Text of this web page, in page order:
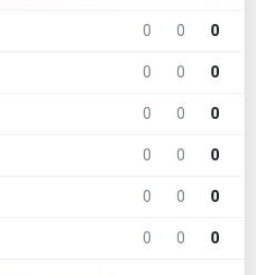
0 0 0
0 0 0
0 0 0
0 0 0
0 0 0
0 0 0